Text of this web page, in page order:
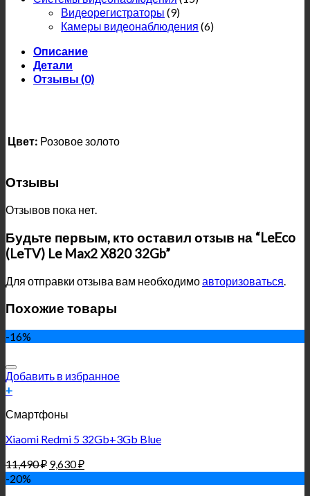
Видеорегистраторы (9)
Камеры видеонаблюдения (6)
Описание
Детали
Отзывы (0)
Цвет: Розовое золото
Отзывы
Отзывов пока нет.
Будьте первым, кто оставил отзыв на “LeEco
(LeTV) Le Max2 X820 32Gb”
Для отправки отзыва вам необходимоавторизоваться
Похожие товары
-16%
Добавить в избранное
+
Смартфоны
Xiaomi Redmi 5 32Gb+3Gb Blue
11,490₽ 9,630₽
-20%